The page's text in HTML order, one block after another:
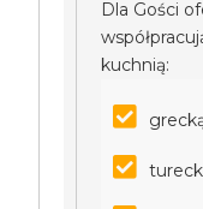
Dla Gości
kuchnią: